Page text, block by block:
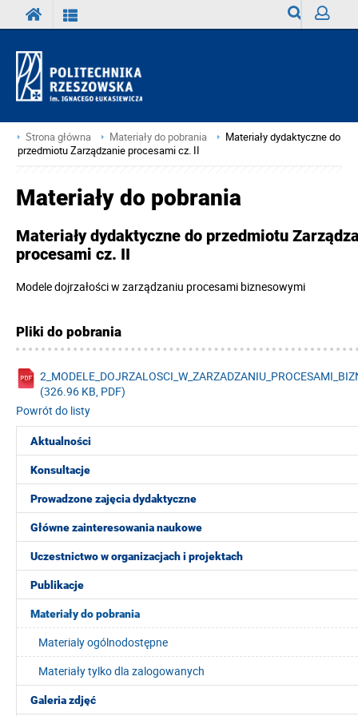
Strona główna Materiały do pobrania
Materiały dydaktyczne do
przedmiotu Zarządzanie procesami cz. II
Aktualności
Konsultacje
Prowadzone zajęcia dydaktyczne
Główne zainteresowania naukowe
Uczestnictwo w organizacjach i projektach
Publikacje
Materiały do pobrania
Materialy ogólnodostępne
Materiały tylko dla zalogowanych
Galeria zdjęć
Materiały do pobrania
Materiały dydaktyczne do przedmiotu
procesami cz. II
Modele dojrzałości w zarządzaniu procesami biznesowymi
Pliki do pobrania
(326.96 KB, PDF)
Powrót do listy